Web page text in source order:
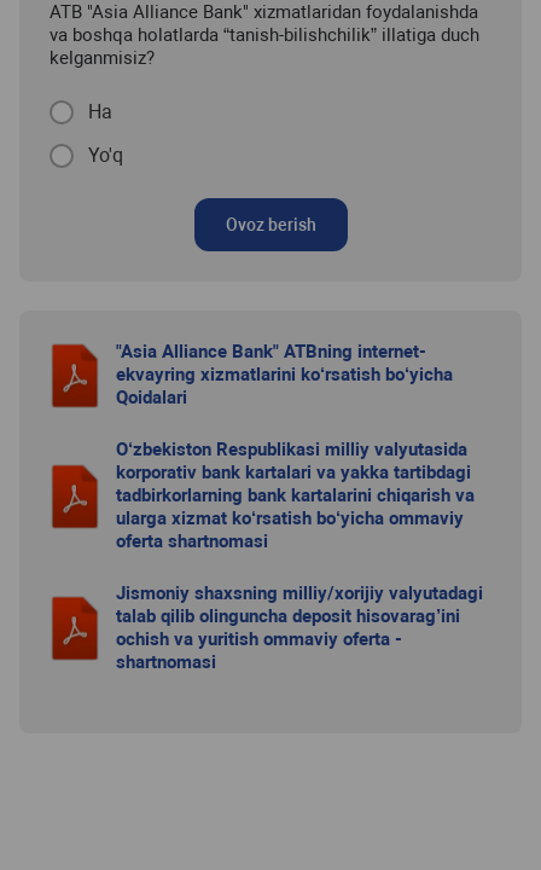
ATB "Asia Alliance Bank" xizmatlaridan foydalanishda
va boshqa holatlarda “tanish-bilishchilik” illatiga duch
kelganmisiz?
Ha
Yo'q
Ovoz berish
"Asia Alliance Bank" ATBning internet-
ekvayring xizmatlarini ko‘rsatish bo‘yicha
Qoidalari
O‘zbekiston Respublikasi milliy valyutasida
korporativ bank kartalari va yakka tartibdagi
tadbirkorlarning bank kartalarini chiqarish va
ularga xizmat ko‘rsatish bo‘yicha ommaviy
oferta shartnomasi
Jismoniy shaxsning milliy/xorijiy valyutadagi
talab qilib olinguncha deposit hisovarag’ini
ochish va yuritish ommaviy oferta -
shartnomasi